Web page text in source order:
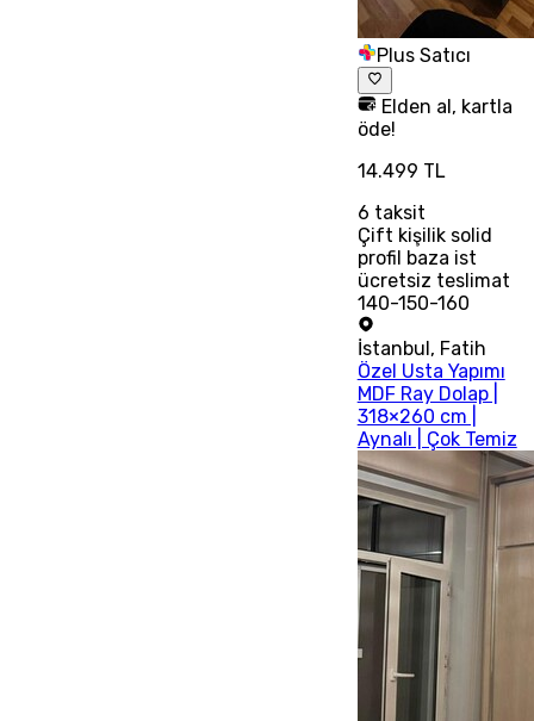
Plus Satıcı
Elden al, kartla
öde!
14.499 TL
6 taksit
Çift kişilik solid
profil baza ist
ücretsiz teslimat
140-150-160
İstanbul, Fatih
Özel Usta Yapımı
MDF Ray Dolap |
318×260 cm |
Aynalı | Çok Temiz